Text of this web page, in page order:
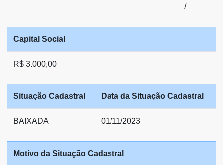
/
Capital Social
R$ 3.000,00
Situação Cadastral Data da Situação Cadastral
BAIXADA 01/11/2023
Motivo da Situação Cadastral